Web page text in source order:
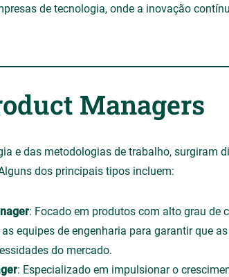
de tecnologia, onde a inovação
Managers
e das metodologias de trabalho, surgiram
dos principais tipos incluem:
: Focado em produtos com alto grau de
equipes de engenharia para garantir que
do mercado.
: Especializado em impulsionar o